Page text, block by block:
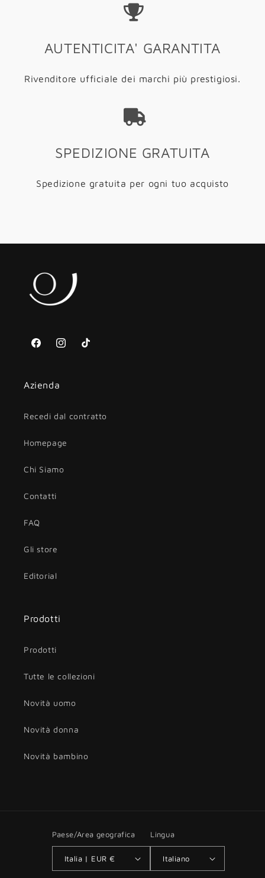
AUTENTICITA' GARANTITA
Rivenditore ufficiale dei marchi più prestigiosi.
SPEDIZIONE GRATUITA
Spedizione gratuita per ogni tuo acquisto
FacebookInstagramTikTok
Azienda
Recedi dal contratto
Homepage
Chi Siamo
Contatti
FAQ
Gli store
Editorial
Prodotti
Prodotti
Tutte le collezioni
Novità uomo
Novità donna
Novità bambino
Paese/Area geografica
Italia | EUR €
Lingua
Italiano